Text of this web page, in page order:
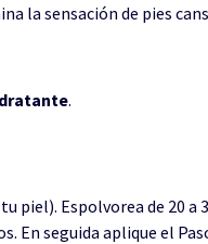
la sensación de pies
.
piel). Espolvorea de 20
En seguida aplique el